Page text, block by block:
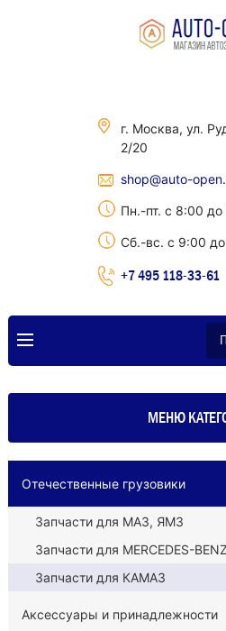
г. Москва, ул.
2/20
shop@auto-
Пн.-пт. с 8:00
Сб.-вс. с 9:00
+7 495 118-33-61
МЕНЮ
Отечественные грузовики
Запчасти для МАЗ, ЯМЗ
Запчасти для MERCEDES-
Запчасти для КАМАЗ
Аксессуары и принадлежности